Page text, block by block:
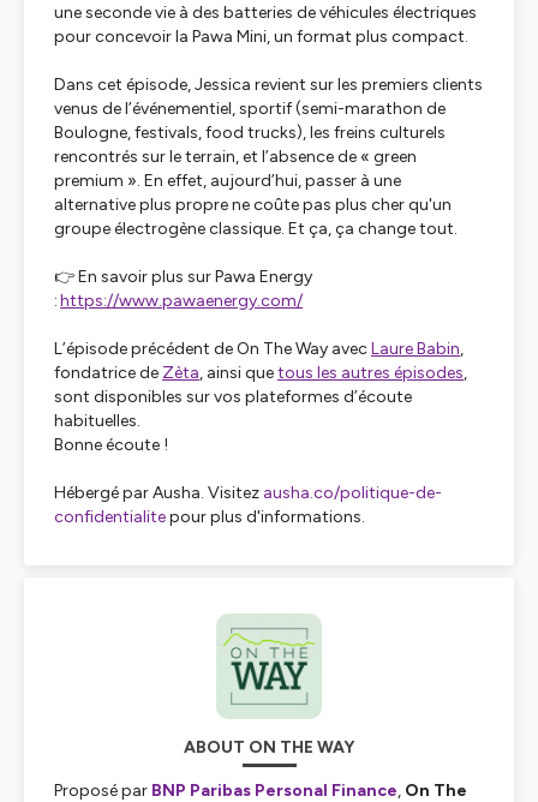
une seconde vie à des batteries de véhicules électriques
pour concevoir la Pawa Mini, un format plus compact.
Dans cet épisode, Jessica revient sur les premiers clients
venus de l’événementiel, sportif (semi-marathon de
Boulogne, festivals, food trucks), les freins culturels
rencontrés sur le terrain, et l’absence de « green
premium ». En effet, aujourd’hui, passer à une
alternative plus propre ne coûte pas plus cher qu'un
groupe électrogène classique. Et ça, ça change tout.
👉 En savoir plus sur Pawa Energy
:https://www.pawaenergy.com/
L’épisode précédent de On The Way avecLaure Babin,
fondatrice de Zèta, ainsi quetous les autres épisodes,
sont disponibles sur vos plateformes d’écoute
habituelles.
Bonne écoute !
Hébergé par Ausha. Visitez ausha.co/politique-de-
confidentialitepour plus d'informations.
ABOUT ON THE WAY
Proposé par BNP Paribas Personal Finance, On The